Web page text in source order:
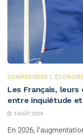
COMPRENDRE
Les Français,
entre inquiétude
5 AOÛT 2026
En 2026,